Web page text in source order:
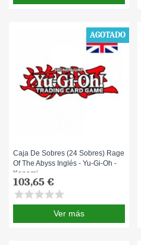
Caja De Sobres (24 Sobres) Rage
Of The Abyss Inglés - Yu-Gi-Oh -
Konami
103,65 €
starstarstarstarstar
Ver más
AGOTADO